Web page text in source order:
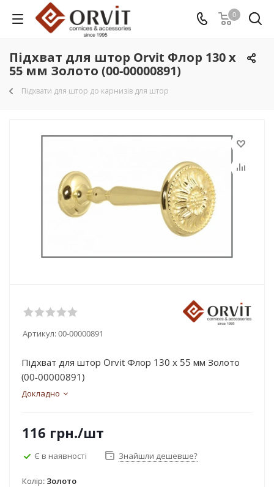
0
Підхват для штор Orvit Флор 130 х
55 мм Золото (00-00000891)
Підхвати для штор до карнизів для штор
Артикул:00-00000891
Підхват для штор Orvit Флор 130 х 55 мм Золото
(00-00000891)
Докладно
116 грн./шт
Є в наявності Знайшли дешевше?
Колір: Золото